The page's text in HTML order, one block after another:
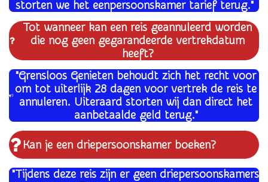
storten we het eenpersoonskamer tarief terug."
Tot wanneer kan een reis geannuleerd worden
die nog geen gegarandeerde vertrekdatum
heeft?
"Grensloos Genieten behoudt zich het recht voor
om tot uiterlijk 28 dagen voor vertrek de reis te
annuleren. Uiteraard storten wij dan direct het
aanbetaalde geld terug."
Kan je een driepersoonskamer boeken?
"Tijdens deze reis zijn er geen driepersoonskamers